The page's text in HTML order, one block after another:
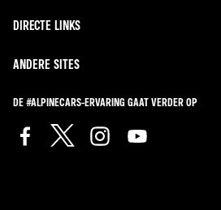
DIRECTE LINKS
ANDERE SITES
DE #ALPINECARS-ERVARING GAAT VERDER OP